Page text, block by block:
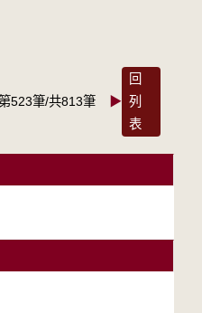
523筆/共813筆 ▶
回
列
表